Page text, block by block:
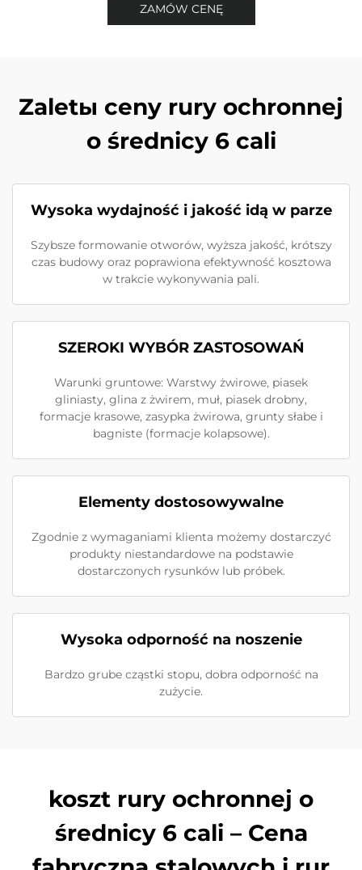
ZAMÓW CENĘ
Zaletы ceny rury ochronnej
o średnicy 6 cali
Wysoka wydajność i jakość idą w parze
Szybsze formowanie otworów, wyższa jakość, krótszy
czas budowy oraz poprawiona efektywność kosztowa
w trakcie wykonywania pali.
SZEROKI WYBÓR ZASTOSOWAŃ
Warunki gruntowe: Warstwy żwirowe, piasek
gliniasty, glina z żwirem, muł, piasek drobny,
formacje krasowe, zasypka żwirowa, grunty słabe i
bagniste (formacje kolapsowe).
Elementy dostosowywalne
Zgodnie z wymaganiami klienta możemy dostarczyć
produkty niestandardowe na podstawie
dostarczonych rysunków lub próbek.
Wysoka odporność na noszenie
Bardzo grube cząstki stopu, dobra odporność na
zużycie.
koszt rury ochronnej o
średnicy 6 cali – Cena